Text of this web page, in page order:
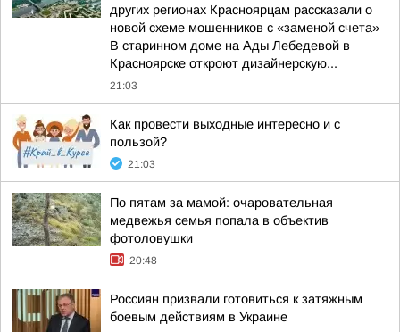
других регионах Красноярцам рассказали о
новой схеме мошенников с «заменой счета»
В старинном доме на Ады Лебедевой в
Красноярске откроют дизайнерскую...
21:03
Как провести выходные интересно и с
пользой?
21:03
По пятам за мамой: очаровательная
медвежья семья попала в объектив
фотоловушки
20:48
Россиян призвали готовиться к затяжным
боевым действиям в Украине